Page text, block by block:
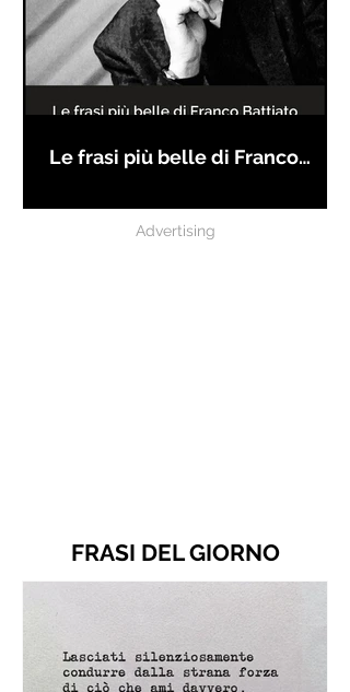
Le frasi più belle di Franco
Advertising
FRASI DEL GIORNO